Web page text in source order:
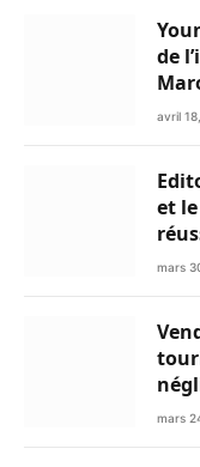
de
avril
et
mars
mars